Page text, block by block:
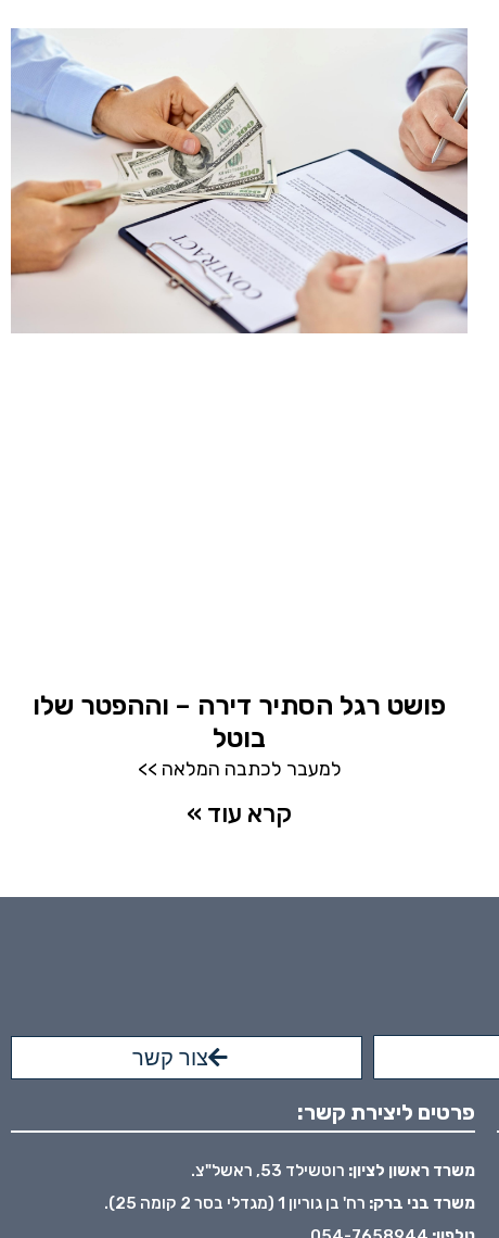
פושט רגל הסתיר דירה – וההפטר שלו
בוטל
למעבר לכתבה המלאה >>
קרא עוד »
צור קשר
פרטים ליצירת קשר:
משרד ראשון לציון: רוטשילד 53, ראשל"צ.
משרד בני ברק: רח' בן גוריון 1 (מגדלי בסר 2 קומה 25).